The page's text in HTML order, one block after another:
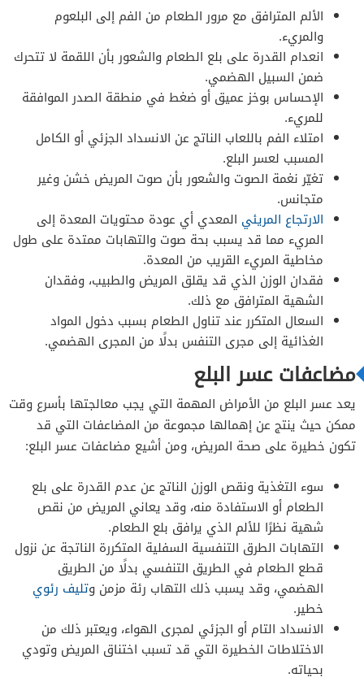
الألم المترافق مع مرور الطعام من الفم إلى البلعوم
والمريء.
انعدام القدرة على بلع الطعام والشعور بأن اللقمة لا تتحرك
ضمن السبيل الهضمي.
الإحساس بوخز عميق أو ضغط في منطقة الصدر الموافقة
للمريء.
امتلاء الفم باللعاب الناتج عن الانسداد الجزئي أو الكامل
المسبب لعسر البلع.
تغيّر نغمة الصوت والشعور بأن صوت المريض خشن وغير
متجانس.
الارتجاع المريئي المعدي أي عودة محتويات المعدة إلى
المريء مما قد يسبب بحة صوت والتهابات ممتدة على طول
مخاطية المريء القريب من المعدة.
فقدان الوزن الذي قد يقلق المريض والطبيب، وفقدان
الشهية المترافق مع ذلك.
السعال المتكرر عند تناول الطعام بسبب دخول المواد
الغذائية إلى مجرى التنفس بدلًا من المجرى الهضمي.
مضاعفات عسر البلع
يعد عسر البلع من الأمراض المهمة التي يجب معالجتها بأسرع وقت
ممكن حيث ينتج عن إهمالها مجموعة من المضاعفات التي قد
تكون خطيرة على صحة المريض، ومن أشيع مضاعفات عسر البلع:
سوء التغذية ونقص الوزن الناتج عن عدم القدرة على بلع
الطعام أو الاستفادة منه، وقد يعاني المريض من نقص
شهية نظرًا للألم الذي يرافق بلع الطعام.
التهابات الطرق التنفسية السفلية المتكررة الناتجة عن نزول
قطع الطعام في الطريق التنفسي بدلًا من الطريق
الهضمي، وقد يسبب ذلك التهاب رئة مزمن وتليف رئوي
خطير.
الانسداد التام أو الجزئي لمجرى الهواء، ويعتبر ذلك من
الاختلاطات الخطيرة التي قد تسبب اختناق المريض وتودي
بحياته.